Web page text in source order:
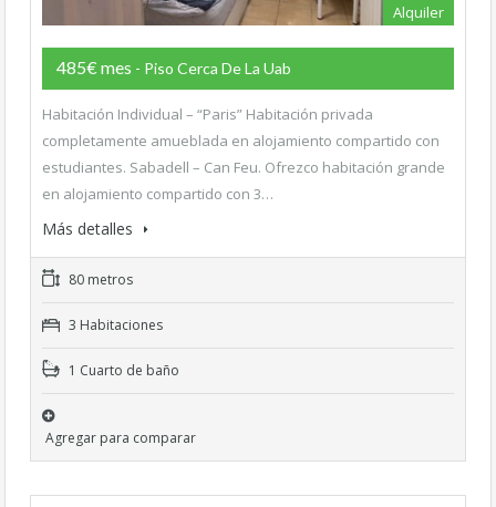
Alquiler
485€ mes - Piso Cerca De La Uab
Habitación Individual – “Paris” Habitación privada
completamente amueblada en alojamiento compartido con
estudiantes. Sabadell – Can Feu. Ofrezco habitación grande
en alojamiento compartido con 3…
Más detalles
80 metros
3 Habitaciones
1 Cuarto de baño
Agregar para comparar